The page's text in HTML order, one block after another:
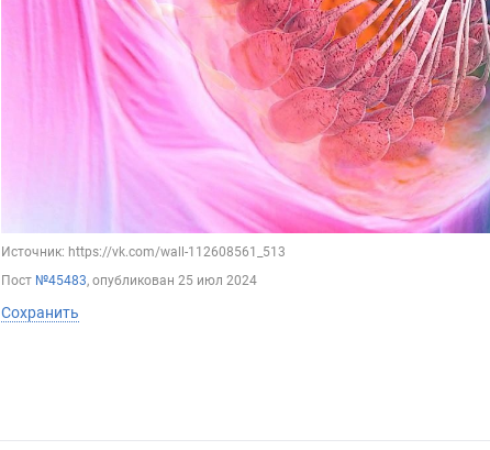
Источник: https://vk.com/wall-112608561_513
Пост №45483, опубликован 25 июл 2024
Сохранить